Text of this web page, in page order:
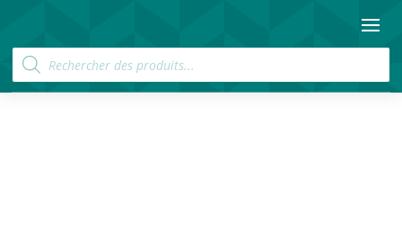
Recherche
de
produits